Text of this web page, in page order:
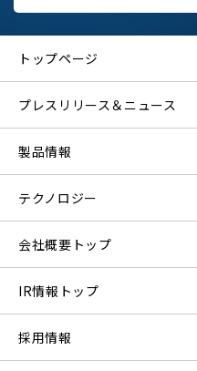
トップページ
プレスリリース＆ニュース
製品情報
テクノロジー
DMNAとは？
会社概要トップ
ご挨拶
事業内容
IR情報トップ
プレスリリース一覧
採用情報